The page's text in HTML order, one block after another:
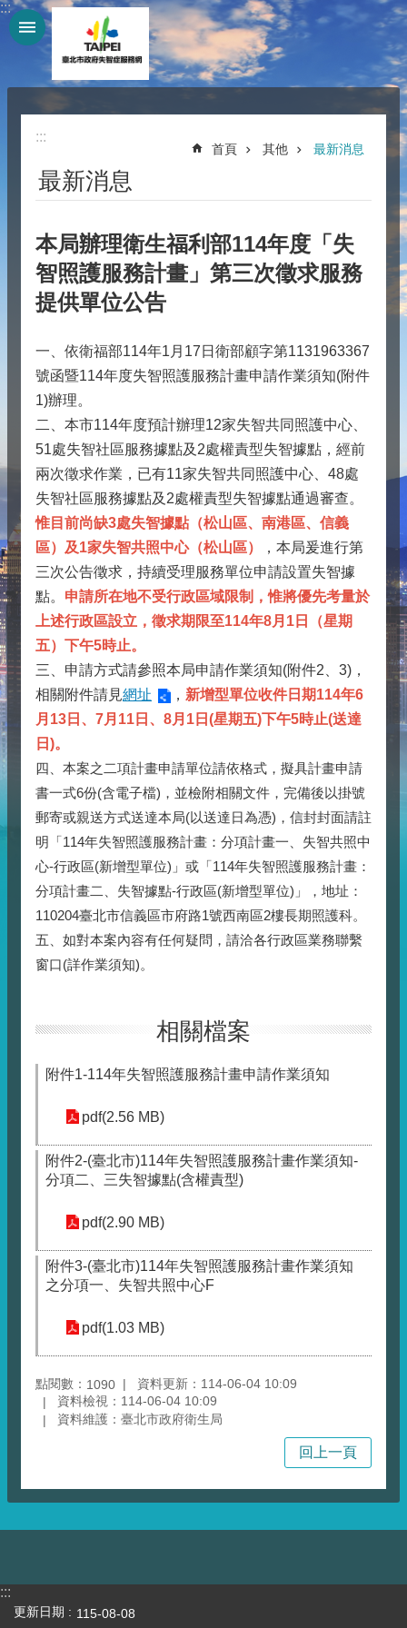
跳到主要內容區塊
:::
:::
首頁 其他 最新消息
最新消息
本局辦理衛生福利部114年度「失
智照護服務計畫」第三次徵求服務
提供單位公告
一、依衛福部114年1月17日衛部顧字第1131963367
號函暨114年度失智照護服務計畫申請作業須知(附件
1)辦理。
二、本市114年度預計辦理12家失智共同照護中心、
51處失智社區服務據點及2處權責型失智據點，經前
兩次徵求作業，已有11家失智共同照護中心、48處
失智社區服務據點及2處權責型失智據點通過審查。
惟目前尚缺3處失智據點（松山區、南港區、信義
區）及1家失智共照中心（松山區）
，本局爰進行第
三次公告徵求，持續受理服務單位申請設置失智據
點。 申請所在地不受行政區域限制，惟將優先考量於
上述行政區設立，徵求期限至114年8月1日（星期
五）下午5時止。
三、申請方式請參照本局申請作業須知(附件2、3)，
相關附件請見網址 ， 新增型單位收件日期114年6
月13日、7月11日、8月1日(星期五)下午5時止(送達
日)。
四、本案之二項計畫申請單位請依格式，擬具計畫申請
書一式6份(含電子檔)，並檢附相關文件，完備後以掛號
郵寄或親送方式送達本局(以送達日為憑)，信封封面請註
明「114年失智照護服務計畫：分項計畫一、失智共照中
心-行政區(新增型單位)」或「114年失智照護服務計畫：
分項計畫二、失智據點-行政區(新增型單位)」，地址：
110204臺北市信義區市府路1號西南區2樓長期照護科。
五、如對本案內容有任何疑問，請洽各行政區業務聯繫
窗口(詳作業須知)。
相關檔案
附件1-114年失智照護服務計畫申請作業須知
pdf(2.56 MB)
附件2-(臺北市)114年失智照護服務計畫作業須知-
分項二、三失智據點(含權責型)
pdf(2.90 MB)
附件3-(臺北市)114年失智照護服務計畫作業須知
之分項一、失智共照中心F
pdf(1.03 MB)
點閱數： 1090
資料更新：114-06-04 10:09
資料檢視：114-06-04 10:09
資料維護：臺北市政府衛生局
回上一頁
:::
更新日期 115-08-08